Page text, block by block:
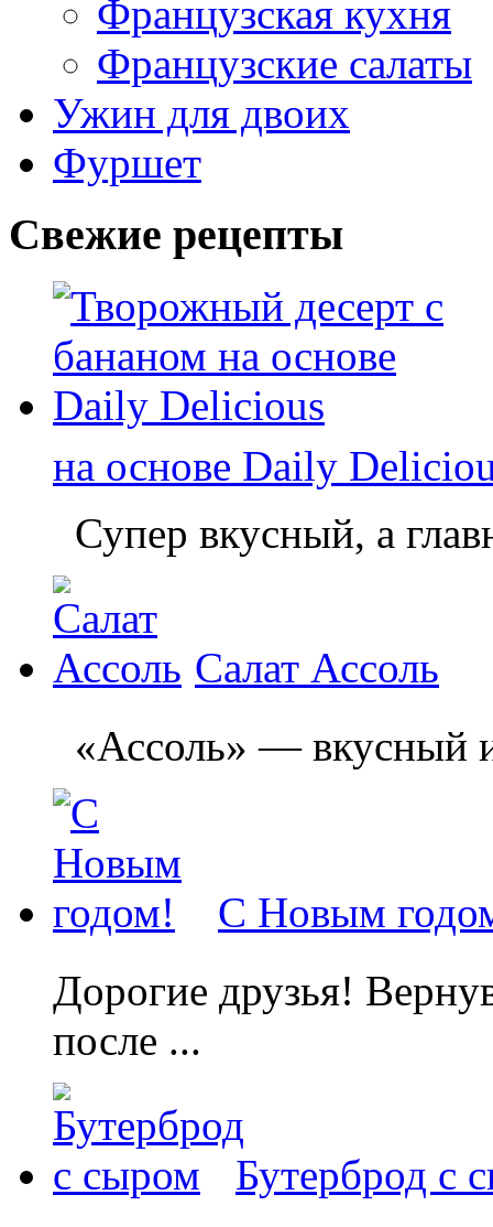
Французская кухня
Французские салаты
Ужин для двоих
Фуршет
Свежие рецепты
на основе Daily
Супер вкусный, а
Салат Ассоль
«Ассоль» — вкусный и
С Новым
Дорогие друзья!
после ...
Бутерброд с